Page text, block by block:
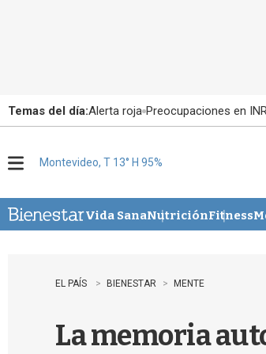
Temas del día:Alerta roja Preocupaciones en INR
u
Montevideo, T 13° H 95%
Vida SanaNutriciónFitness
EL PAÍS BIENESTAR MENTE
La memoria